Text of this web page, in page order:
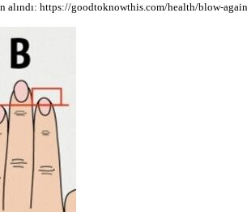
alındı: https://goodtoknowthis.com/health/blow-